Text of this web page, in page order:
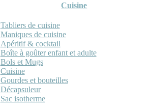
Cuisine
Tabliers de cuisine
Maniques de cuisine
Apéritif & cocktail
Boîte à goûter enfant et adulte
Bols et Mugs
Cuisine
Gourdes et bouteilles
Décapsuleur
Sac isotherme